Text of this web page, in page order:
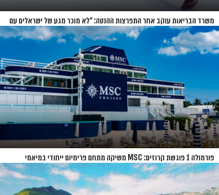
משרד הבריאות עוקב אחר התפרצות ההנטה: “לא מוכר מגע של ישראלים עם
החולים”
פורמולה 1 פוגשת קרוזים: MSC משיקה מתחם פרימיום ייחודי במיאמי